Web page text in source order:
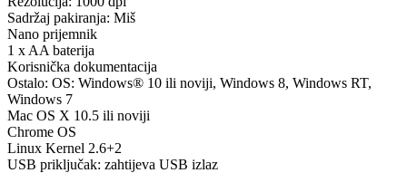
Sadržaj pakiranja: Miš
Nano prijemnik
1 x AA baterija
Korisnička dokumentacija
Ostalo: OS: Windows® 10 ili noviji, Windows 8, Windows RT,
Windows 7
Mac OS X 10.5 ili noviji
Chrome OS
Linux Kernel 2.6+2
USB priključak: zahtijeva USB izlaz